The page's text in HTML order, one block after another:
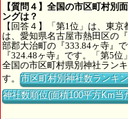
【質問４】全国の市区町村別
ングは？
【回答４】「第1位」は、東
は、愛知県名古屋市熱田区の
部郡大治町の『333.84ヶ寺』
『324.48ヶ寺』です。「第5
全国の市区町村県別神社ラン
す。市区町村別神社数ランキ
神社数順位(面積100平方Km当